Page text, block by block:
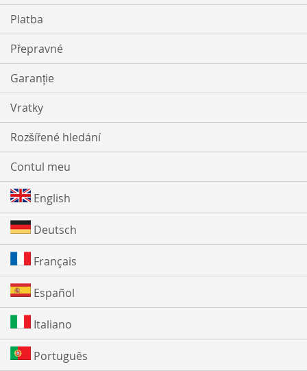
Platba
Přepravné
Garanție
Vratky
Rozšířené hledání
Contul meu
English
Deutsch
Français
Español
Italiano
Português